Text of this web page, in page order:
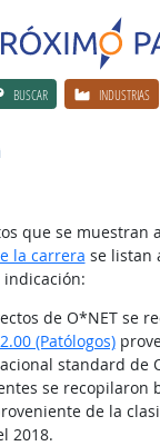
BUSCAR INDUSTRIAS
que se muestran
la carrera se listan
indicación:
de O*NET se
(Patólogos)
standard de
se recopilaron
de la
2018.